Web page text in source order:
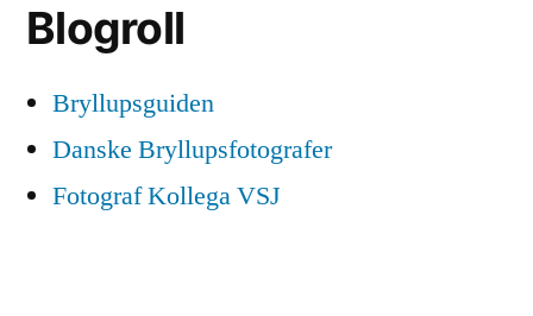
Blogroll
Bryllupsguiden
Danske Bryllupsfotografer
Fotograf Kollega VSJ